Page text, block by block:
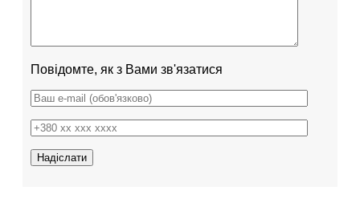
Повідомте, як з Вами зв'язатися